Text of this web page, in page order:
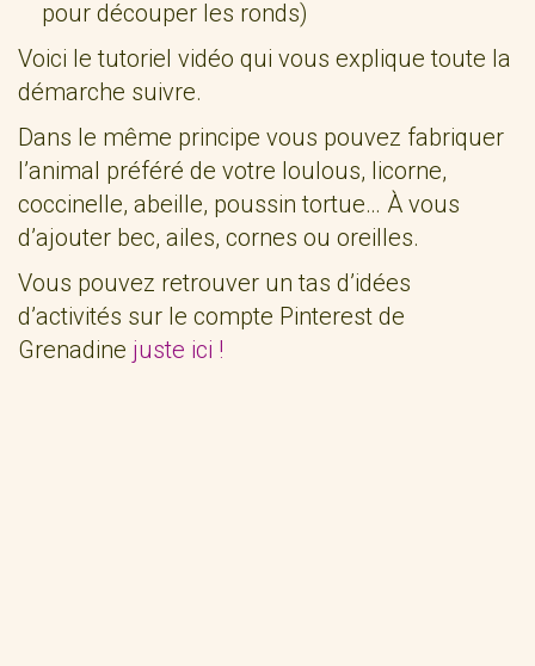
pour découper les ronds)
Voici le tutoriel vidéo qui vous explique toute la
démarche suivre.
Dans le même principe vous pouvez fabriquer
l’animal préféré de votre loulous, licorne,
coccinelle, abeille, poussin tortue… À vous
d’ajouter bec, ailes, cornes ou oreilles.
Vous pouvez retrouver un tas d’idées
d’activités sur le compte Pinterest de
Grenadine juste ici !